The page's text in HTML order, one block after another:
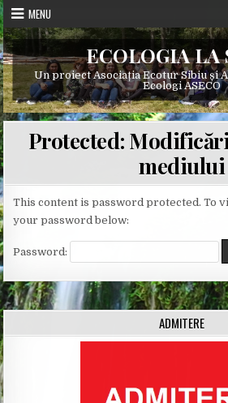
Skip
to
content
MENU
ECOLOGIA LA
Un proiect Asociația Ecotur Sibiu și
Ecologi ASECO
Protected:
mediului
This content is password protected. To
your password below:
Password:
ADMITERE